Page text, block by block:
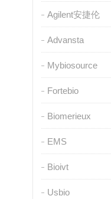
Agilent安捷伦
Advansta
Mybiosource
Fortebio
Biomerieux
EMS
Bioivt
Usbio